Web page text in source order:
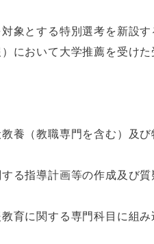
象とする特別選考を新設す
において大学推薦を受け
養（教職専門を含む）及
る指導計画等の作成及び質
育に関する専門科目に組